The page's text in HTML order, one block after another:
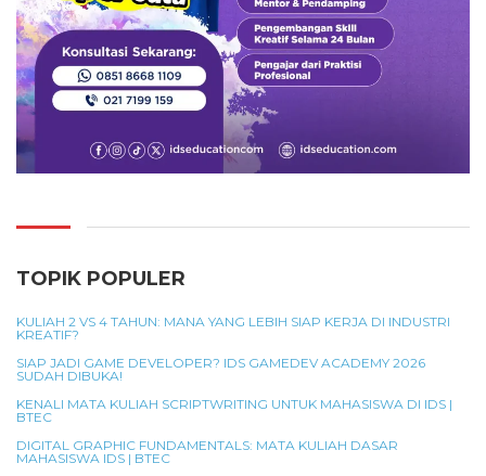
TOPIK POPULER
KULIAH 2 VS 4 TAHUN: MANA YANG LEBIH SIAP KERJA DI INDUSTRI
KREATIF?
SIAP JADI GAME DEVELOPER? IDS GAMEDEV ACADEMY 2026
SUDAH DIBUKA!
KENALI MATA KULIAH SCRIPTWRITING UNTUK MAHASISWA DI IDS |
BTEC
DIGITAL GRAPHIC FUNDAMENTALS: MATA KULIAH DASAR
MAHASISWA IDS | BTEC